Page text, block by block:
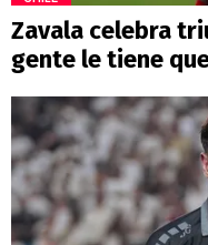
Zavala celebra
gente le tiene